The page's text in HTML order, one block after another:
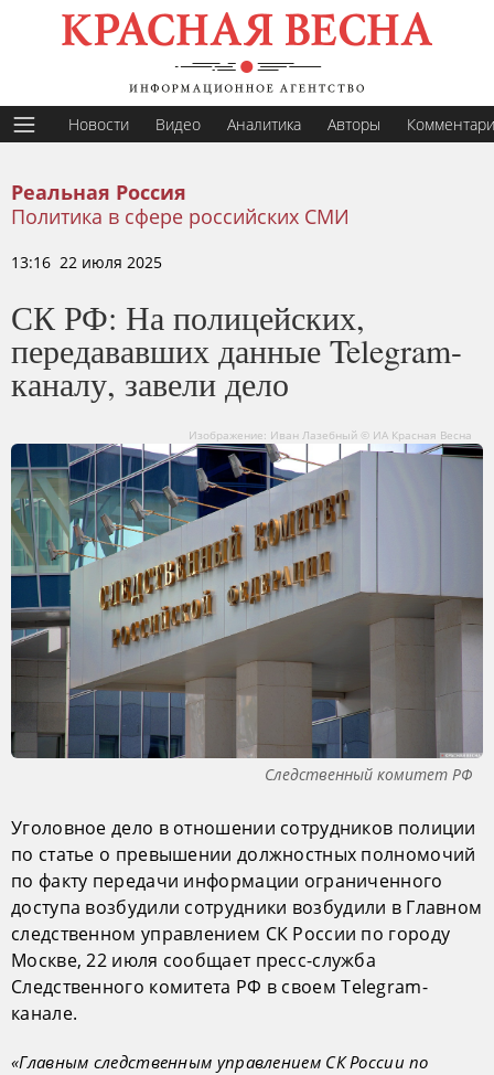
Новости Видео Аналитика Авторы
Реальная Россия
Политика в сфере российских СМИ
13:16 22 июля 2025
СК РФ: На полицейских,
передававших данные Telegram-
каналу, завели дело
Изображение: Иван Лазебный © ИА Красная Весна
Следственный комитет РФ
Уголовное дело в отношении сотрудников полиции
по статье о превышении должностных полномочий
по факту передачи информации ограниченного
доступа возбудили сотрудники возбудили в Главном
следственном управлением СК России по городу
Москве, 22 июля сообщает пресс-служба
Следственного комитета РФ в своем Telegram-
канале.
«Главным следственным управлением СК России по